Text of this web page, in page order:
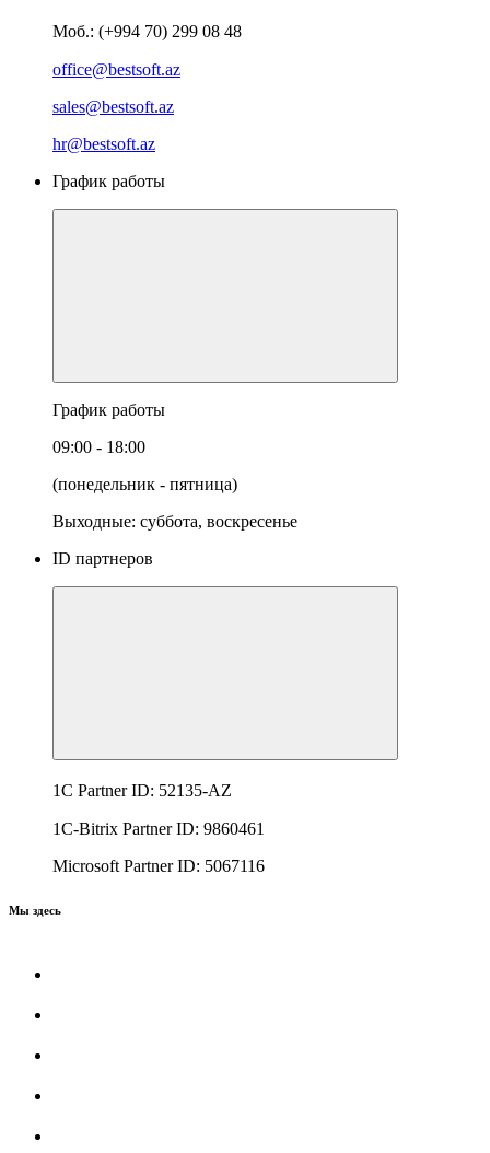
Моб.: (+994 70) 299 08 48
office@bestsoft.az
sales@bestsoft.az
hr@bestsoft.az
График работы
График работы
09:00 - 18:00
(понедельник - пятница)
Выходные: суббота, воскресенье
ID партнеров
1C Partner ID: 52135-AZ
1C-Bitrix Partner ID: 9860461
Microsoft Partner ID: 5067116
Мы здесь